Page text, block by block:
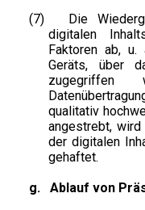
(7)
Die
digitalen
Faktoren ab,
Geräts, über
qualitativ
angestrebt,
der digitalen
gehaftet.
g.
Ablauf von